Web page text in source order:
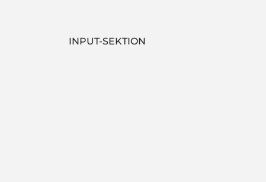
INPUT-SEKTION